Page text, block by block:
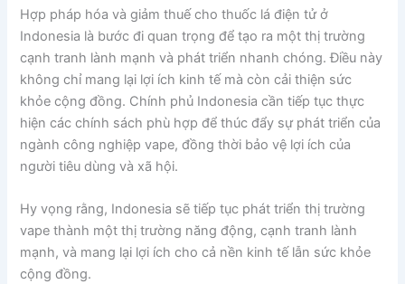
Hợp pháp hóa và giảm thuế cho thuốc lá điện tử ở
Indonesia là bước đi quan trọng để tạo ra một thị trường
cạnh tranh lành mạnh và phát triển nhanh chóng. Điều này
không chỉ mang lại lợi ích kinh tế mà còn cải thiện sức
khỏe cộng đồng. Chính phủ Indonesia cần tiếp tục thực
hiện các chính sách phù hợp để thúc đẩy sự phát triển của
ngành công nghiệp vape, đồng thời bảo vệ lợi ích của
người tiêu dùng và xã hội.
Hy vọng rằng, Indonesia sẽ tiếp tục phát triển thị trường
vape thành một thị trường năng động, cạnh tranh lành
mạnh, và mang lại lợi ích cho cả nền kinh tế lẫn sức khỏe
cộng đồng.